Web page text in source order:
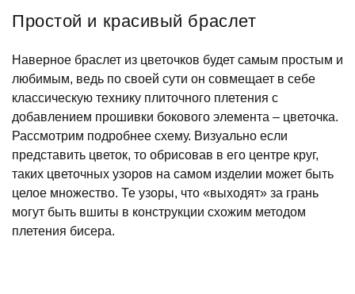
Простой и красивый браслет
Наверное браслет из цветочков будет самым простым и
любимым, ведь по своей сути он совмещает в себе
классическую технику плиточного плетения с
добавлением прошивки бокового элемента – цветочка.
Рассмотрим подробнее схему. Визуально если
представить цветок, то обрисовав в его центре круг,
таких цветочных узоров на самом изделии может быть
целое множество. Те узоры, что «выходят» за грань
могут быть вшиты в конструкции схожим методом
плетения бисера.